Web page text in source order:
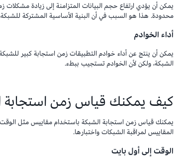
يمكن أن يؤدي ارتفاع حجم البيانات المتزامنة إلى زيادة
محدودة. هذا هو السبب في أن البنية الأساسية المشتركة
أداء الخوادم
يمكن أن ينتج عن أداء خوادم التطبيقات زمن استجابة كبير
الشبكة، ولكن لأن الخوادم تستجيب ببطء.
كيف يمكنك قياس زمن استجابة
يمكنك قياس زمن استجابة الشبكة باستخدام مقاييس مثل
المقاييس لمراقبة الشبكات واختبارها.
الوقت إلى أول بايت